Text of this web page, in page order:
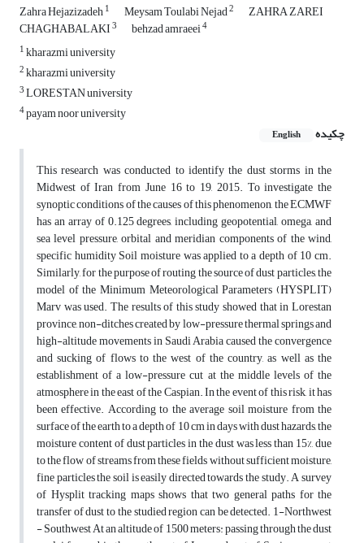
Zahra Hejazizadeh1 Meysam Toulabi Nejad2 ZAHRA ZAREI
CHAGHABALAKI3 behzad amraeei4
1kharazmi university
2kharazmi university
3LORESTAN university
4payam noor university
چکیده
English
This research was conducted to identify the dust storms in the
Midwest of Iran from June 16 to 19, 2015. To investigate the
synoptic conditions of the causes of this phenomenon, the ECMWF
has an array of 0.125 degrees, including geopotential, omega, and
sea level pressure, orbital and meridian components of the wind,
specific humidity Soil moisture was applied to a depth of 10 cm.
Similarly, for the purpose of routing the source of dust particles, the
model of the Minimum Meteorological Parameters (HYSPLIT)
Marv was used. The results of this study showed that in Lorestan
province, non-ditches created by low-pressure thermal springs and
high-altitude movements in Saudi Arabia caused the convergence
and sucking of flows to the west of the country, as well as the
establishment of a low-pressure cut at the middle levels of the
atmosphere in the east of the Caspian. In the event of this risk, it has
been effective. According to the average soil moisture from the
surface of the earth to a depth of 10 cm in days with dust hazards, the
moisture content of dust particles in the dust was less than 15%, due
to the flow of streams from these fields without sufficient moisture,
fine particles the soil is easily directed towards the study. A survey
of Hysplit tracking maps shows that two general paths for the
transfer of dust to the studied region can be detected. 1-Northwest
- Southwest At an altitude of 1500 meters: passing through the dust